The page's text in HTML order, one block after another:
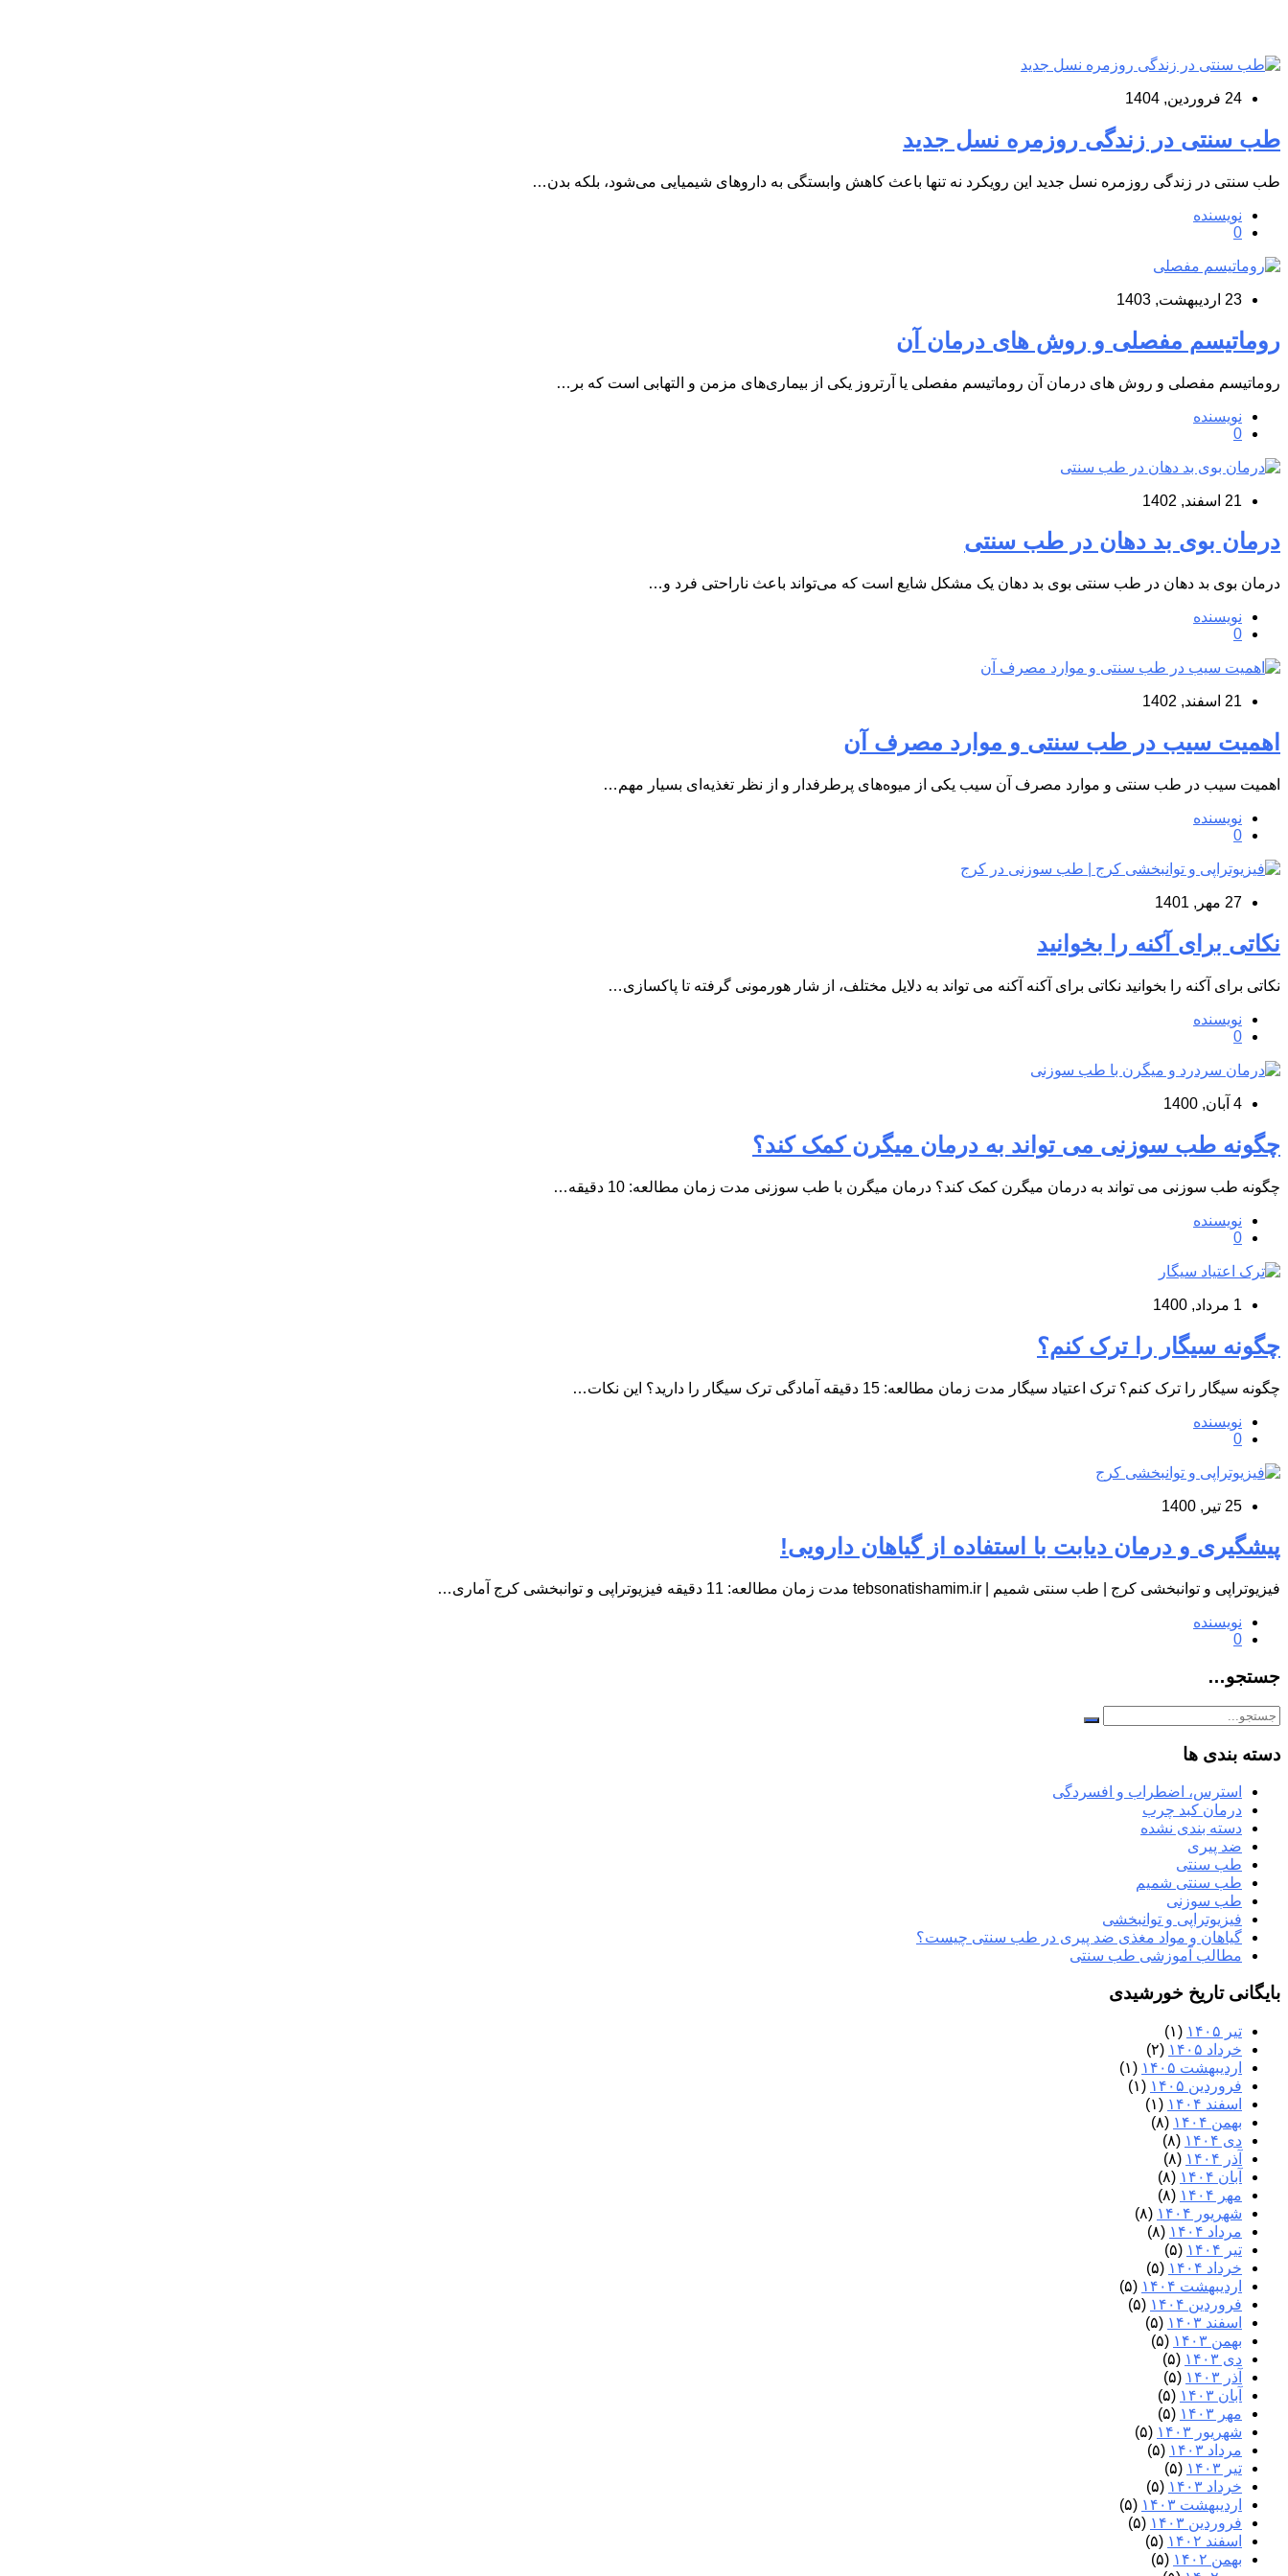
24 فروردین, 1404
طب سنتی در زندگی روزمره نسل جدید
طب سنتی در زندگی روزمره نسل جدید این رویکرد نه تنها باعث کاهش وابستگی به داروهای شیمیایی می‌شود، بلکه بدن…
نویسنده
0
23 اردیبهشت, 1403
روماتیسم مفصلی و روش های درمان آن
روماتیسم مفصلی و روش های درمان آن روماتیسم مفصلی یا آرتروز یکی از بیماری‌های مزمن و التهابی است که بر…
نویسنده
0
21 اسفند, 1402
درمان بوی بد دهان در طب سنتی
درمان بوی بد دهان در طب سنتی بوی بد دهان یک مشکل شایع است که می‌تواند باعث ناراحتی فرد و…
نویسنده
0
21 اسفند, 1402
اهمیت سیب در طب سنتی و موارد مصرف آن
اهمیت سیب در طب سنتی و موارد مصرف آن سیب یکی از میوه‌های پرطرفدار و از نظر تغذیه‌ای بسیار مهم…
نویسنده
0
27 مهر, 1401
نکاتی برای آکنه را بخوانید
نکاتی برای آکنه را بخوانید نکاتی برای آکنه آکنه می تواند به دلایل مختلف، از شار هورمونی گرفته تا پاکسازی…
نویسنده
0
4 آبان, 1400
چگونه طب سوزنی می تواند به درمان میگرن کمک کند؟
چگونه طب سوزنی می تواند به درمان میگرن کمک کند؟ درمان میگرن با طب سوزنی مدت زمان مطالعه: 10 دقیقه…
نویسنده
0
1 مرداد, 1400
چگونه سیگار را ترک کنم؟
چگونه سیگار را ترک کنم؟ ترک اعتیاد سیگار مدت زمان مطالعه: 15 دقیقه آمادگی ترک سیگار را دارید؟ این نکات…
نویسنده
0
25 تیر, 1400
پیشگیری و درمان دیابت با استفاده از گیاهان دارویی!
فیزیوتراپی و توانبخشی کرج | طب سنتی شمیم | tebsonatishamim.ir مدت زمان مطالعه: 11 دقیقه فیزیوتراپی و توانبخشی کرج آماری…
نویسنده
0
جستجو…
دسته بندی ها
استرس، اضطراب و افسردگی
درمان کبد چرب
دسته بندی نشده
ضد پیری
طب سنتی
طب سنتی شمیم
طب سوزنی
فیزیوتراپی و توانبخشی
گیاهان و مواد مغذی ضد پیری در طب سنتی چیست؟
مطالب آموزشی طب سنتی
بایگانی تاریخ خورشیدی
تیر ۱۴۰۵
(۱)
خرداد ۱۴۰۵
(۲)
اردیبهشت ۱۴۰۵
(۱)
فروردین ۱۴۰۵
(۱)
اسفند ۱۴۰۴
(۱)
بهمن ۱۴۰۴
(۸)
دی ۱۴۰۴
(۸)
آذر ۱۴۰۴
(۸)
آبان ۱۴۰۴
(۸)
مهر ۱۴۰۴
(۸)
شهریور ۱۴۰۴
(۸)
مرداد ۱۴۰۴
(۸)
تیر ۱۴۰۴
(۵)
خرداد ۱۴۰۴
(۵)
اردیبهشت ۱۴۰۴
(۵)
فروردین ۱۴۰۴
(۵)
اسفند ۱۴۰۳
(۵)
بهمن ۱۴۰۳
(۵)
دی ۱۴۰۳
(۵)
آذر ۱۴۰۳
(۵)
آبان ۱۴۰۳
(۵)
مهر ۱۴۰۳
(۵)
شهریور ۱۴۰۳
(۵)
مرداد ۱۴۰۳
(۵)
تیر ۱۴۰۳
(۵)
خرداد ۱۴۰۳
(۵)
اردیبهشت ۱۴۰۳
(۵)
فروردین ۱۴۰۳
(۵)
اسفند ۱۴۰۲
(۵)
بهمن ۱۴۰۲
(۵)